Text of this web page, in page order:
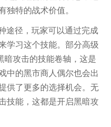
独特的战术价值。
途径，玩家可以通过完成
学习这个技能。部分高级
暗攻击的技能卷轴，这是
中的黑市商人偶尔也会出
供了更多的选择机会。无
技能，这都是开启黑暗攻